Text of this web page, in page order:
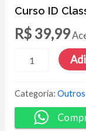
Curso ID
R$ 39,99
Completo
-
Marcelo
Kimura
Categoria:Outros